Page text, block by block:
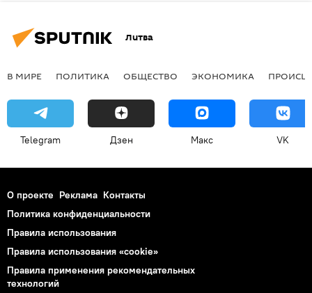
Литва
В МИРЕ ПОЛИТИКА ОБЩЕСТВО ЭКОНОМИКА
Telegram Дзен Макс VK
О проекте Реклама Контакты
Политика конфиденциальности
Правила использования
Правила использования «cookie»
Правила применения рекомендательных
технологий